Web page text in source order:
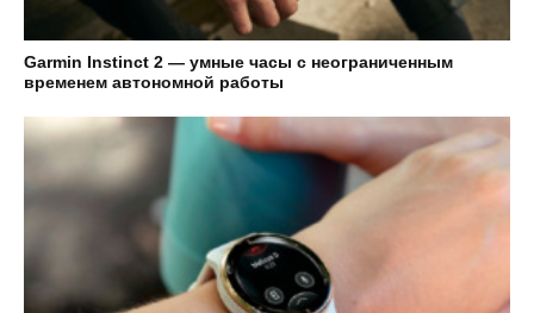
Garmin Instinct 2 — умные часы с неограниченным
временем автономной работы